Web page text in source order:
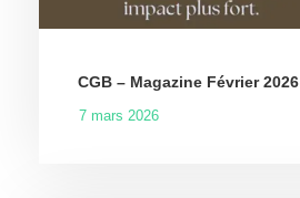
CGB – Magazine Février 2026
7 mars 2026